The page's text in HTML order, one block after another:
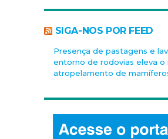
SIGA-NOS POR FEED
Presença de pastagens e
entorno de rodovias eleva o
atropelamento de